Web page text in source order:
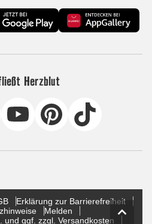
Herzblut
Erklärung zur Barrierefreiheit
Melden
und ggf. zzgl. Versandkosten